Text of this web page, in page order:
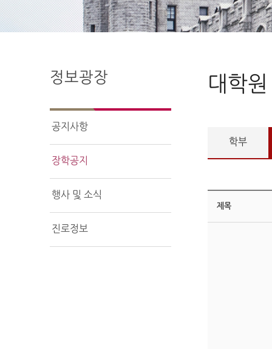
정보광장
공지사항
장학공지
행사 및 소식
진로정보
대학원
학부
제목